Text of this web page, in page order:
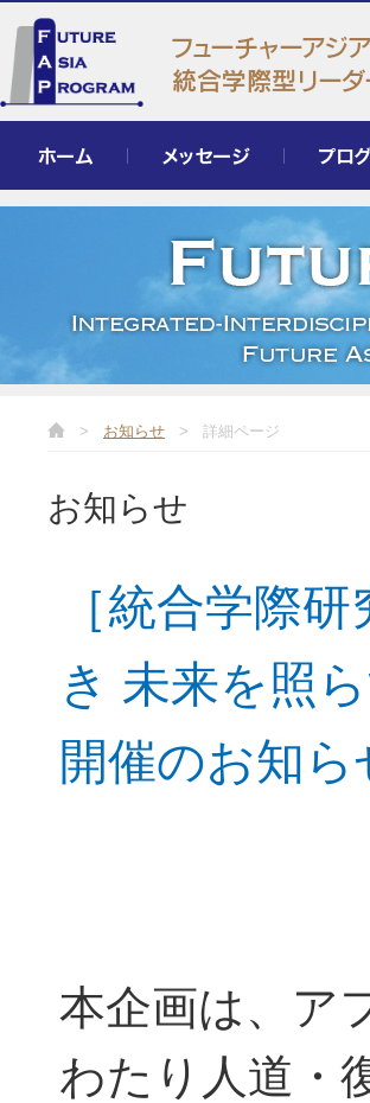
> お知らせ > 詳細ページ
お知らせ
［統合学際
き 未来を照
開催のお知ら
本企画は、ア
わたり人道・